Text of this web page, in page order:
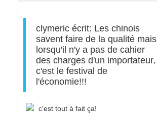
clymeric écrit: Les chinois
savent faire de la qualité mais
lorsqu'il n'y a pas de cahier
des charges d'un importateur,
c'est le festival de
l'économie!!!
c'est tout à fait ça!